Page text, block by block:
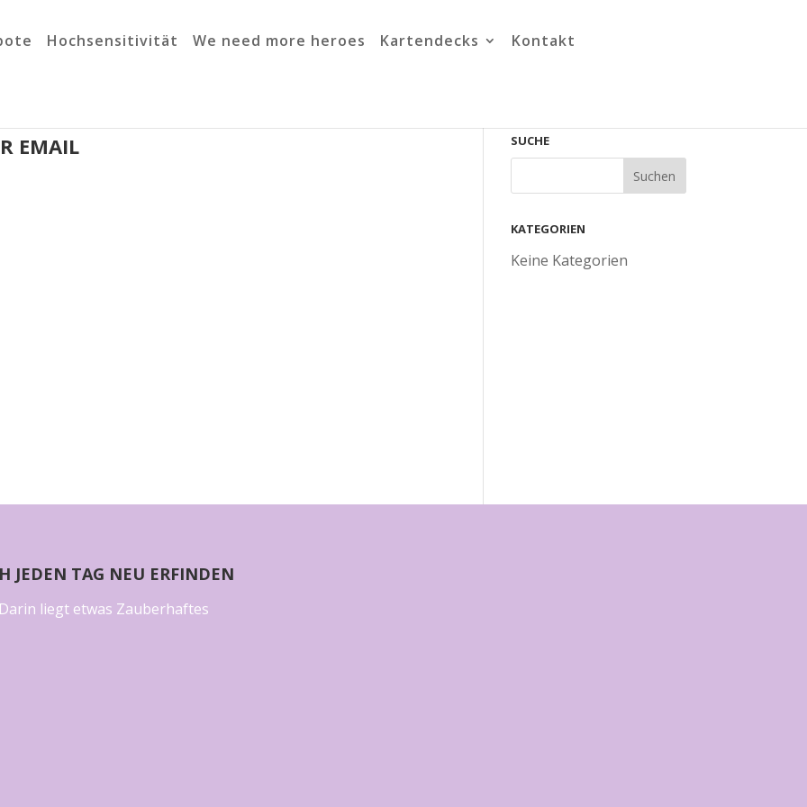
Hochsensitivität We need more heroes Kartendecks Kontakt
EMAIL SUCHE
KATEGORIEN
Keine Kategorien
JEDEN TAG NEU ERFINDEN
liegt etwas Zauberhaftes